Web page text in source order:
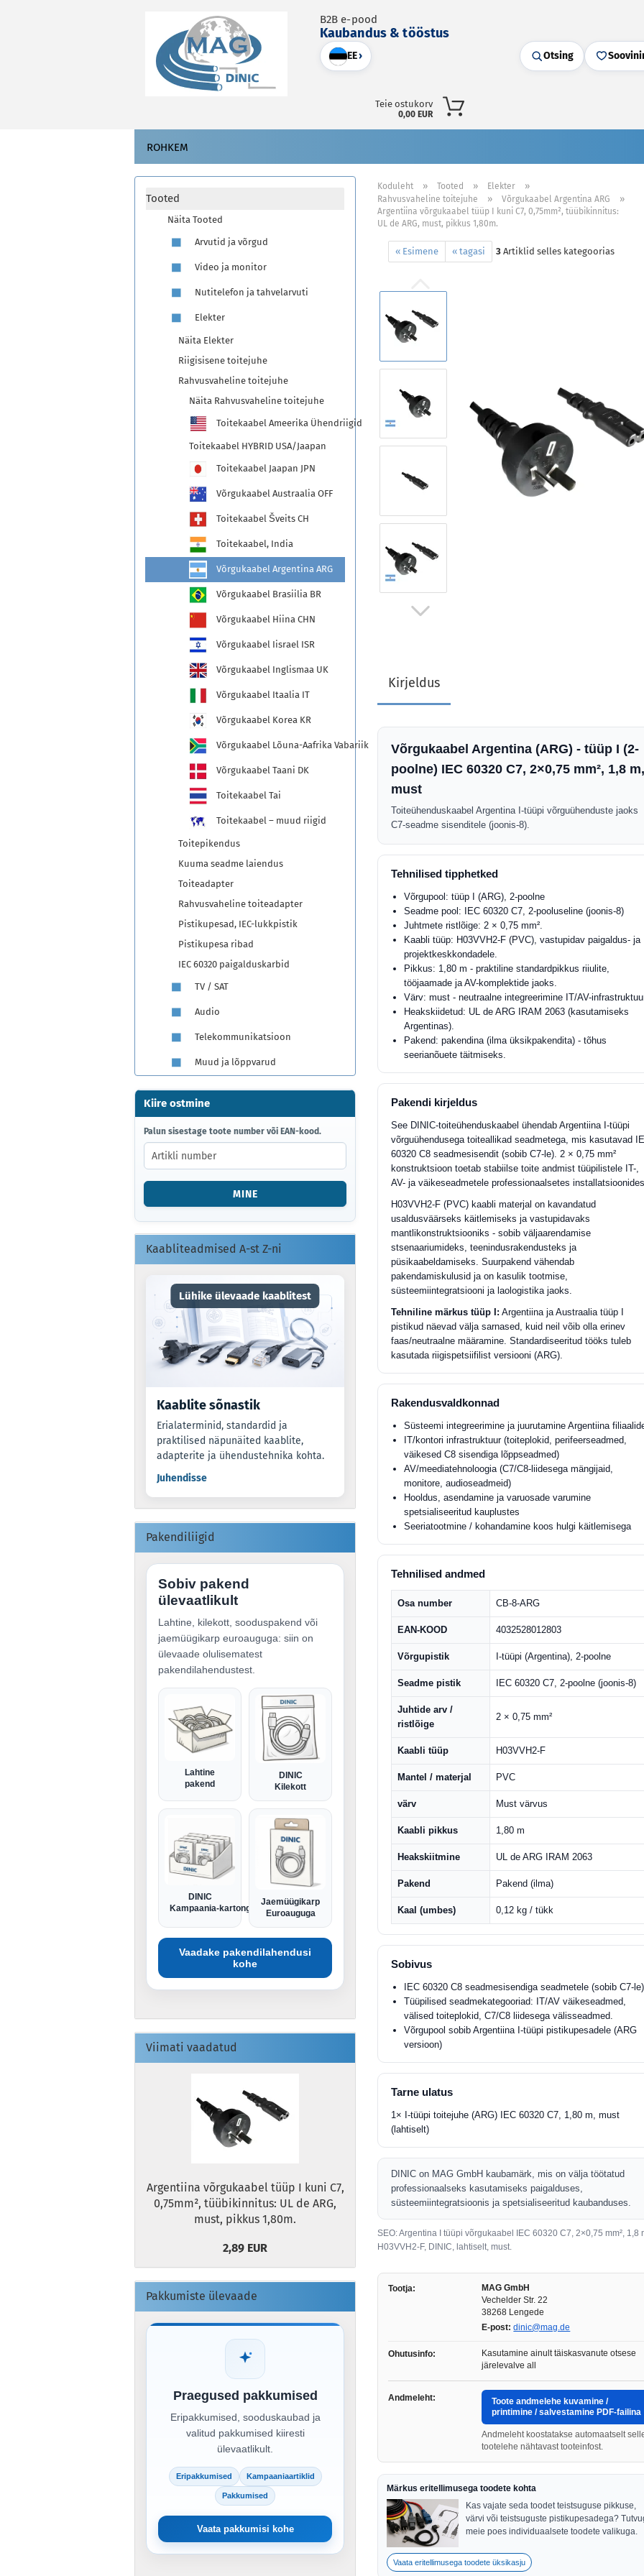
B2B e-pood
Kaubandus & tööstus
EE› Otsing
Teie ostukorv
0,00 EUR
ROHKEM
Koduleht » Tooted » Elekter »
Rahvusvaheline toitejuhe » Võrgukaabel Argentina ARG »
Argentiina võrgukaabel tüüp I kuni C7, 0,75mm², tüübikinnitus:
UL de ARG, must, pikkus 1,80m.
« Esimene « tagasi 3 Artiklid selles kategoorias
Kirjeldus
Võrgukaabel Argentina (ARG) - tüüp I (2-
poolne) IEC 60320 C7, 2×0,75 mm², 1,8
must
Toiteühenduskaabel Argentina I-tüüpi võrguühenduste jaoks
C7-seadme sisenditele (joonis-8).
Tehnilised tipphetked
Võrgupool: tüüp I (ARG), 2-poolne
Seadme pool: IEC 60320 C7, 2-pooluseline (joonis-8)
Juhtmete ristlõige: 2 × 0,75 mm².
Kaabli tüüp: H03VVH2-F (PVC), vastupidav paigaldus- ja
projektkeskkondadele.
Pikkus: 1,80 m - praktiline standardpikkus riiulite,
tööjaamade ja AV-komplektide jaoks.
Värv: must - neutraalne integreerimine IT/AV-
Heakskiidetud: UL de ARG IRAM 2063 (kasutamiseks
Argentinas).
Pakend: pakendina (ilma üksikpakendita) - tõhus
seerianõuete täitmiseks.
Pakendi kirjeldus
See DINIC-toiteühenduskaabel ühendab Argentiina I-tüüpi
võrguühendusega toiteallikad seadmetega, mis kasutavad
60320 C8 seadmesisendit (sobib C7-le). 2 × 0,75 mm²
konstruktsioon toetab stabiilse toite andmist tüüpilistele IT-,
AV- ja väikeseadmetele professionaalsetes
H03VVH2-F (PVC) kaabli materjal on kavandatud
usaldusväärseks käitlemiseks ja vastupidavaks
mantlikonstruktsiooniks - sobib väljaarendamise
stsenaariumideks, teenindusrakendusteks ja
püsikaabeldamiseks. Suurpakend vähendab
pakendamiskulusid ja on kasulik tootmise,
süsteemiintegratsiooni ja laologistika jaoks.
Tehniline märkus tüüp I: Argentiina ja Austraalia tüüp I
pistikud näevad välja sarnased, kuid neil võib olla erinev
faas/neutraalne määramine. Standardiseeritud tööks tuleb
kasutada riigispetsiifilist versiooni (ARG).
Rakendusvaldkonnad
Süsteemi integreerimine ja juurutamine Argentiina
IT/kontori infrastruktuur (toiteplokid, perifeerseadmed,
väikesed C8 sisendiga lõppseadmed)
AV/meediatehnoloogia (C7/C8-liidesega mängijaid,
monitore, audioseadmeid)
Hooldus, asendamine ja varuosade varumine
spetsialiseeritud kauplustes
Seeriatootmine / kohandamine koos hulgi käitlemisega
Tehnilised andmed
Osa number CB-8-ARG
EAN-KOOD 4032528012803
Võrgupistik I-tüüpi (Argentina), 2-poolne
Seadme pistik IEC 60320 C7, 2-poolne (joonis-8)
Juhtide arv /
ristlõige
2 × 0,75 mm²
Kaabli tüüp H03VVH2-F
Mantel / materjal PVC
värv Must värvus
Kaabli pikkus 1,80 m
Heakskiitmine UL de ARG IRAM 2063
Pakend Pakend (ilma)
Kaal (umbes) 0,12 kg / tükk
Sobivus
IEC 60320 C8 seadmesisendiga seadmetele (sobib C7-le)
Tüüpilised seadmekategooriad: IT/AV väikeseadmed,
välised toiteplokid, C7/C8 liidesega välisseadmed.
Võrgupool sobib Argentiina I-tüüpi pistikupesadele (ARG
versioon)
Tarne ulatus
1× I-tüüpi toitejuhe (ARG) IEC 60320 C7, 1,80 m, must
(lahtiselt)
DINIC on MAG GmbH kaubamärk, mis on välja töötatud
professionaalseks kasutamiseks paigalduses,
süsteemiintegratsioonis ja spetsialiseeritud kaubanduses.
SEO: Argentina I tüüpi võrgukaabel IEC 60320 C7, 2×0,75 mm², 1,8
H03VVH2-F, DINIC, lahtiselt, must.
Tootja:
MAG GmbH
Vechelder Str. 22
38268 Lengede
E-post: dinic@mag.de
Ohutusinfo:
Kasutamine ainult täiskasvanute otsese
järelevalve all
Andmeleht:
Toote andmelehe kuvamine /
printimine / salvestamine PDF-failina
Andmeleht koostatakse automaatselt
tootelehe nähtavast tooteinfost.
Märkus eritellimusega toodete kohta
Kas vajate seda toodet teistsuguse pikkuse,
värvi või teistsuguste pistikupesadega?
meie poes individuaalsete toodete valikuga.
Vaata eritellimusega toodete üksikasju
Tooted
Näita Tooted
Arvutid ja võrgud
Video ja monitor
Nutitelefon ja tahvelarvuti
Elekter
Näita Elekter
Riigisisene toitejuhe
Rahvusvaheline toitejuhe
Näita Rahvusvaheline toitejuhe
Toitekaabel Ameerika Ühendriigid
Toitekaabel HYBRID USA/Jaapan
Toitekaabel Jaapan JPN
Võrgukaabel Austraalia OFF
Toitekaabel Šveits CH
Toitekaabel, India
Võrgukaabel Argentina ARG
Võrgukaabel Brasiilia BR
Võrgukaabel Hiina CHN
Võrgukaabel Iisrael ISR
Võrgukaabel Inglismaa UK
Võrgukaabel Itaalia IT
Võrgukaabel Korea KR
Võrgukaabel Lõuna-Aafrika Vabariik
Võrgukaabel Taani DK
Toitekaabel Tai
Toitekaabel – muud riigid
Toitepikendus
Kuuma seadme laiendus
Toiteadapter
Rahvusvaheline toiteadapter
Pistikupesad, IEC-lukkpistik
Pistikupesa ribad
IEC 60320 paigalduskarbid
TV / SAT
Audio
Telekommunikatsioon
Muud ja lõppvarud
Kiire ostmine
PALUN
SISESTAGE
TOOTE
NUMBER
VÕI
KOOD.
Palun sisestage toote number või EAN-kood.
MINE
Kaabliteadmised A-st Z-ni
Lühike ülevaade kaablitest
Kaablite sõnastik
Erialaterminid, standardid ja
praktilised näpunäited kaablite,
adapterite ja ühendustehnika kohta.
Juhendisse
Pakendiliigid
Sobiv pakend
ülevaatlikult
Lahtine, kilekott, sooduspakend või
jaemüügikarp euroauguga: siin on
ülevaade olulisematest
pakendilahendustest.
Lahtine
pakend
DINIC
Kilekott
DINIC
Kampaania-kartong
Jaemüügikarp
Euroauguga
Vaadake pakendilahendusi
kohe
Viimati vaadatud
Argentiina võrgukaabel tüüp I kuni C7,
0,75mm², tüübikinnitus: UL de ARG,
must, pikkus 1,80m.
2,89 EUR
Pakkumiste ülevaade
Praegused pakkumised
Eripakkumised, sooduskaubad ja
valitud pakkumised kiiresti
ülevaatlikult.
Eripakkumised Kampaaniaartiklid
Pakkumised
Vaata pakkumisi kohe